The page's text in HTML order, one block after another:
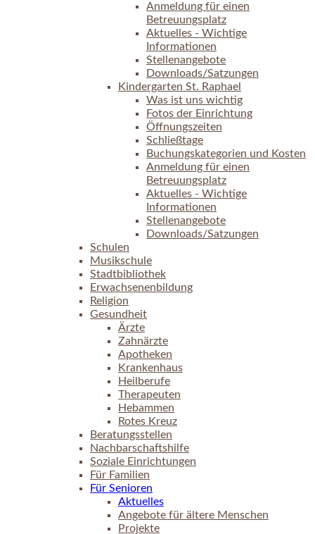
Anmeldung für einen
Betreuungsplatz
Aktuelles - Wichtige
Informationen
Stellenangebote
Downloads/Satzungen
Kindergarten St. Raphael
Was ist uns wichtig
Fotos der Einrichtung
Öffnungszeiten
Schließtage
Buchungskategorien und Kosten
Anmeldung für einen
Betreuungsplatz
Aktuelles - Wichtige
Informationen
Stellenangebote
Downloads/Satzungen
Schulen
Musikschule
Stadtbibliothek
Erwachsenenbildung
Religion
Gesundheit
Ärzte
Zahnärzte
Apotheken
Krankenhaus
Heilberufe
Therapeuten
Hebammen
Rotes Kreuz
Beratungsstellen
Nachbarschaftshilfe
Soziale Einrichtungen
Für Familien
Für Senioren
Aktuelles
Angebote für ältere Menschen
Projekte